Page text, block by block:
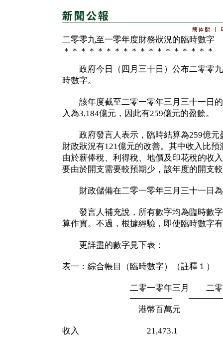
二零零九至一零年度財務狀況的臨時數字
＊＊＊＊＊＊＊＊＊＊＊＊＊＊＊＊＊＊
政府今日（四月三十日）公布二零零九
時數字。
該年度截至二零一零年三月三十一日的
入為3,184億元，因此有259億元的盈餘。
政府發言人表示，臨時結算為259億元
財政狀況有121億元的改善。其中收入比
由於薪俸稅、利得稅、地價及印花稅的收
要由於開支需要較預期少，該年度的開支
財政儲備在二零一零年三月三十一日為
發言人補充說，所有數字均為臨時數字
算作實。不過，根據經驗，即使臨時數字
更詳盡的數字見下表：
表一：綜合帳目（臨時數字）（註釋１）
二零一零年三月 二零零九
───────
港幣百萬元 港幣
收入 21,473.1